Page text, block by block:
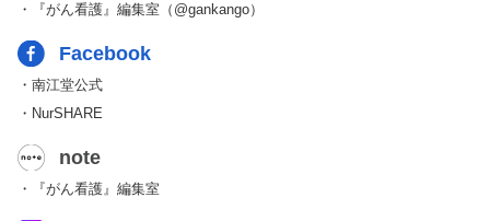
・『がん看護』編集室（@gankango）
Facebook
・南江堂公式
・NurSHARE
note
・『がん看護』編集室